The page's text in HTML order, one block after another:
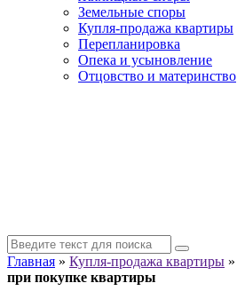
Земельные споры
Купля-продажа квартиры
Перепланировка
Опека и усыновление
Отцовство и материнство
Главная » Купля-продажа квартиры »
при покупке квартиры